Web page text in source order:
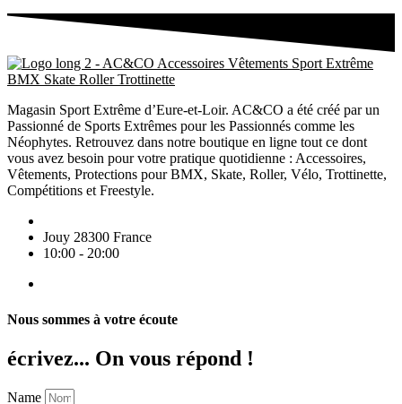
Magasin Sport Extrême d’Eure-et-Loir. AC&CO a été créé par un
Passionné de Sports Extrêmes pour les Passionnés comme les
Néophytes. Retrouvez dans notre boutique en ligne tout ce dont
vous avez besoin pour votre pratique quotidienne : Accessoires,
Vêtements, Protections pour BMX, Skate, Roller, Vélo, Trottinette,
Compétitions et Freestyle.
Jouy 28300 France
10:00 - 20:00
Nous sommes à votre écoute
écrivez... On vous répond !
Name